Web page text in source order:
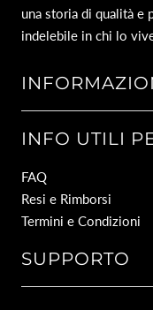
una storia di qualità e
indelebile in chi lo
INFO UTILI
FAQ
Resi e Rimborsi
Termini e Condizioni
SUPPORTO